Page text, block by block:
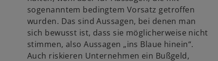
sogenanntem bedingtem Vorsatz getroffen
wurden. Das sind Aussagen, bei denen man
sich bewusst ist, dass sie möglicherweise nicht
stimmen, also Aussagen „ins Blaue hinein“.
Auch riskieren Unternehmen ein Bußgeld,